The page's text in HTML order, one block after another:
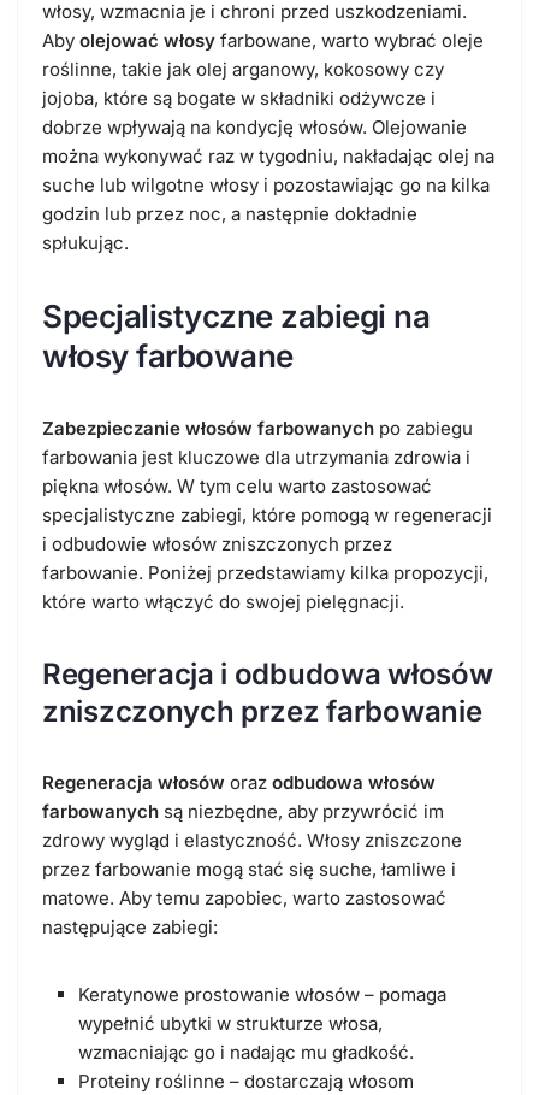
włosy, wzmacnia je i chroni przed uszkodzeniami.
Aby olejować włosy farbowane, warto wybrać oleje
roślinne, takie jak olej arganowy, kokosowy czy
jojoba, które są bogate w składniki odżywcze i
dobrze wpływają na kondycję włosów. Olejowanie
można wykonywać raz w tygodniu, nakładając olej na
suche lub wilgotne włosy i pozostawiając go na kilka
godzin lub przez noc, a następnie dokładnie
spłukując.
Specjalistyczne zabiegi na
włosy farbowane
Zabezpieczanie włosów farbowanych po zabiegu
farbowania jest kluczowe dla utrzymania zdrowia i
piękna włosów. W tym celu warto zastosować
specjalistyczne zabiegi, które pomogą w regeneracji
i odbudowie włosów zniszczonych przez
farbowanie. Poniżej przedstawiamy kilka propozycji,
które warto włączyć do swojej pielęgnacji.
Regeneracja i odbudowa włosów
zniszczonych przez farbowanie
Regeneracja włosów oraz odbudowa włosów
farbowanych są niezbędne, aby przywrócić im
zdrowy wygląd i elastyczność. Włosy zniszczone
przez farbowanie mogą stać się suche, łamliwe i
matowe. Aby temu zapobiec, warto zastosować
następujące zabiegi:
Keratynowe prostowanie włosów – pomaga
wypełnić ubytki w strukturze włosa,
wzmacniając go i nadając mu gładkość.
Proteiny roślinne – dostarczają włosom